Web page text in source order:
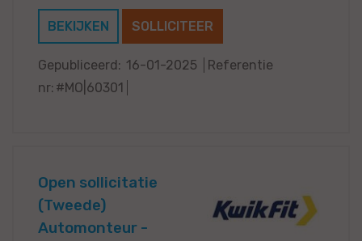
BEKIJKEN SOLLICITEER
Gepubliceerd: 16-01-2025
Referentie
nr: #MO|60301
Open sollicitatie
(Tweede)
Automonteur -